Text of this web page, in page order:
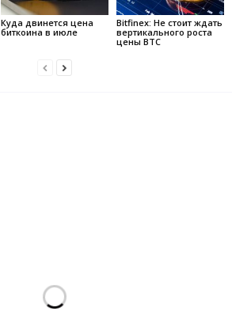
Куда двинется цена
биткоина в июле
Bitfinex: Не стоит ждать
вертикального роста
цены BTC